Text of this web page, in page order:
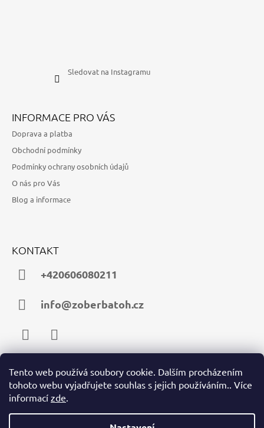
Tento web používá soubory cookie. Dalším procházením
tohoto webu vyjadřujete souhlas s jejich používáním.. Více
informací zde.
Sledovat na Instagramu
INFORMACE PRO VÁS
Doprava a platba
Obchodní podmínky
Podmínky ochrany osobních údajů
O nás pro Vás
Blog a informace
KONTAKT
+420606080211
info@zoberbatoh.cz
FacebookInstagram
PŘIJÍMÁME ONLINE PLATBY